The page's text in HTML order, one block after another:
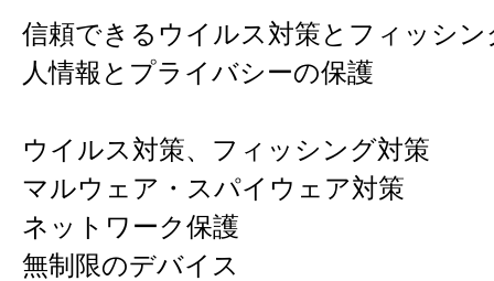
信頼できるウイルス対策とフィッシン
人情報とプライバシーの保護
ウイルス対策、フィッシング対策
マルウェア・スパイウェア対策
ネットワーク保護
無制限のデバイス